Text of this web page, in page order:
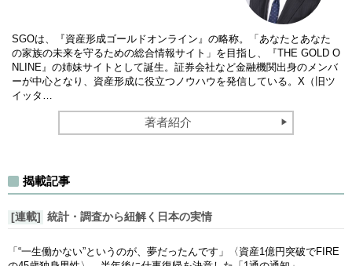
SGOは、『資産形成ゴールドオンライン』の略称。「あなたとあなた
の家族の未来を守るための総合情報サイト」を目指し、『THE GOLD O
NLINE』の姉妹サイトとして誕生。証券会社など金融機関出身のメンバ
ーが中心となり、資産形成に役立つノウハウを発信している。X（旧ツ
イッタ…
著者紹介
揭載記事
[連載] 統計・調査から紐解く日本の実情
「“一生働かない”というのが、夢だったんです」〈資産1億円突破でFIRE